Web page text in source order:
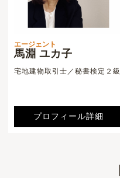
エージェント
馬淵 ユカ子
宅地建物取引士／秘書検定２級
プロフィール詳細